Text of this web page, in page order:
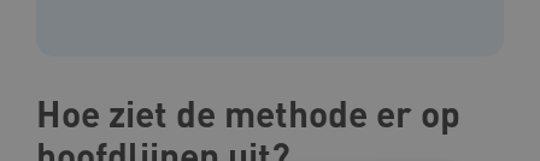
Hoe ziet de methode er op